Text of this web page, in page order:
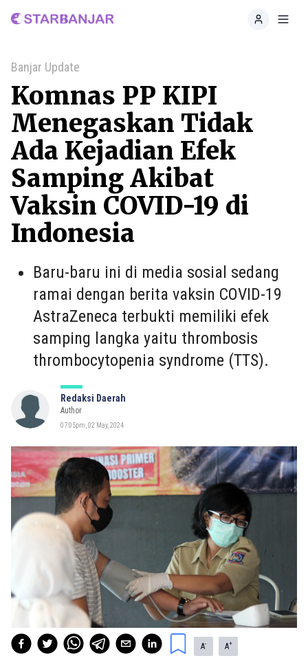
Home
Banjar Update
Komnas PP KIPI
Menegaskan Tidak
Ada Kejadian Efek
Samping Akibat
Vaksin COVID-19 di
Indonesia
Baru-baru ini di media sosial sedang
ramai dengan berita vaksin COVID-19
AstraZeneca terbukti memiliki efek
samping langka yaitu thrombosis
thrombocytopenia syndrome (TTS).
Redaksi Daerah
Author
07:05pm, 02 May, 2024
A- A+